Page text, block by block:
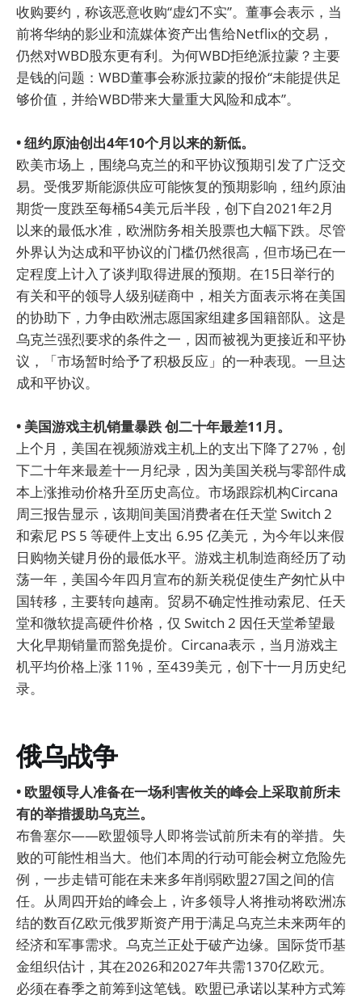
收购要约，称该恶意收购“虚幻不实”。董事会表示，当
前将华纳的影业和流媒体资产出售给Netflix的交易，
仍然对WBD股东更有利。为何WBD拒绝派拉蒙？主要
是钱的问题：WBD董事会称派拉蒙的报价“未能提供足
够价值，并给WBD带来大量重大风险和成本”。
• 纽约原油创出4年10个月以来的新低。
欧美市场上，围绕乌克兰的和平协议预期引发了广泛交
易。受俄罗斯能源供应可能恢复的预期影响，纽约原油
期货一度跌至每桶54美元后半段，创下自2021年2月
以来的最低水准，欧洲防务相关股票也大幅下跌。尽管
外界认为达成和平协议的门槛仍然很高，但市场已在一
定程度上计入了谈判取得进展的预期。在15日举行的
有关和平的领导人级别磋商中，相关方面表示将在美国
的协助下，力争由欧洲志愿国家组建多国籍部队。这是
乌克兰强烈要求的条件之一，因而被视为更接近和平协
议，「市场暂时给予了积极反应」的一种表现。一旦达
成和平协议。
• 美国游戏主机销量暴跌 创二十年最差11月。
上个月，美国在视频游戏主机上的支出下降了27%，创
下二十年来最差十一月纪录，因为美国关税与零部件成
本上涨推动价格升至历史高位。市场跟踪机构Circana
周三报告显示，该期间美国消费者在任天堂 Switch 2
和索尼 PS 5 等硬件上支出 6.95 亿美元，为今年以来假
日购物关键月份的最低水平。游戏主机制造商经历了动
荡一年，美国今年四月宣布的新关税促使生产匆忙从中
国转移，主要转向越南。贸易不确定性推动索尼、任天
堂和微软提高硬件价格，仅 Switch 2 因任天堂希望最
大化早期销量而豁免提价。Circana表示，当月游戏主
机平均价格上涨 11%，至439美元，创下十一月历史纪
录。
俄乌战争
• 欧盟领导人准备在一场利害攸关的峰会上采取前所未
有的举措援助乌克兰。
布鲁塞尔——欧盟领导人即将尝试前所未有的举措。失
败的可能性相当大。他们本周的行动可能会树立危险先
例，一步走错可能在未来多年削弱欧盟27国之间的信
任。从周四开始的峰会上，许多领导人将推动将欧洲冻
结的数百亿欧元俄罗斯资产用于满足乌克兰未来两年的
经济和军事需求。乌克兰正处于破产边缘。国际货币基
金组织估计，其在2026和2027年共需1370亿欧元。
必须在春季之前筹到这笔钱。欧盟已承诺以某种方式筹